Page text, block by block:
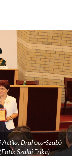
Attila, Drahota-Szabó
Szalai Erika)